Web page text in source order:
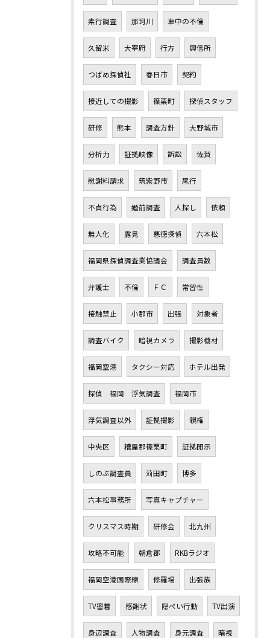
素行調査 那珂川 車中の不倫
久留米 大宰府 行方 興信所
つばめ探偵社 春日市 契約
接近しての撮影 篠栗町 探偵スタッフ
研修 熊本 調査方針 大野城市
分析力 証拠映像 訴訟 佐賀
慰謝料請求 筑紫野市 尾行
不貞行為 婚前調査 人探し 依頼
無人化 露見 悪徳探偵 六本松
福岡県探偵調査業協議会 調査員数
弁護士 不倫 ＦＣ 常習性
接触禁止 小郡市 出張 対象者
調査バイク 暗視カメラ 撮影機材
福岡空港 タクシー対応 ホテル出発
探偵 福岡 浮気調査 福岡市
浮気調査以外 証拠撮影 親権
中央区 糟屋郡篠栗町 証拠開示
しのぶ調査員 苅田町 博多
六本松事務所 写真キャプチャー
クリスマス時期 研修会 北九州
攻略不可能 朝倉郡 RKBラジオ
福岡空港国際線 修羅場 出張族
TV密着 感謝状 隠ぺい行動 TV出演
身辺調査 人物調査 身元調査 暗視